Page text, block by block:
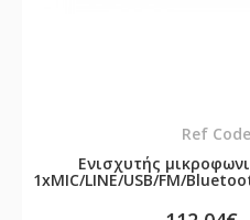
Ref
Ενισχυτής
1xMIC/LINE/USB/FM/